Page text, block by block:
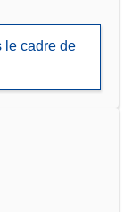
le cadre de